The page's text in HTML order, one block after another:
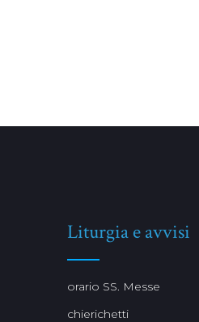
Liturgia e avvisi
orario SS. Messe
chierichetti